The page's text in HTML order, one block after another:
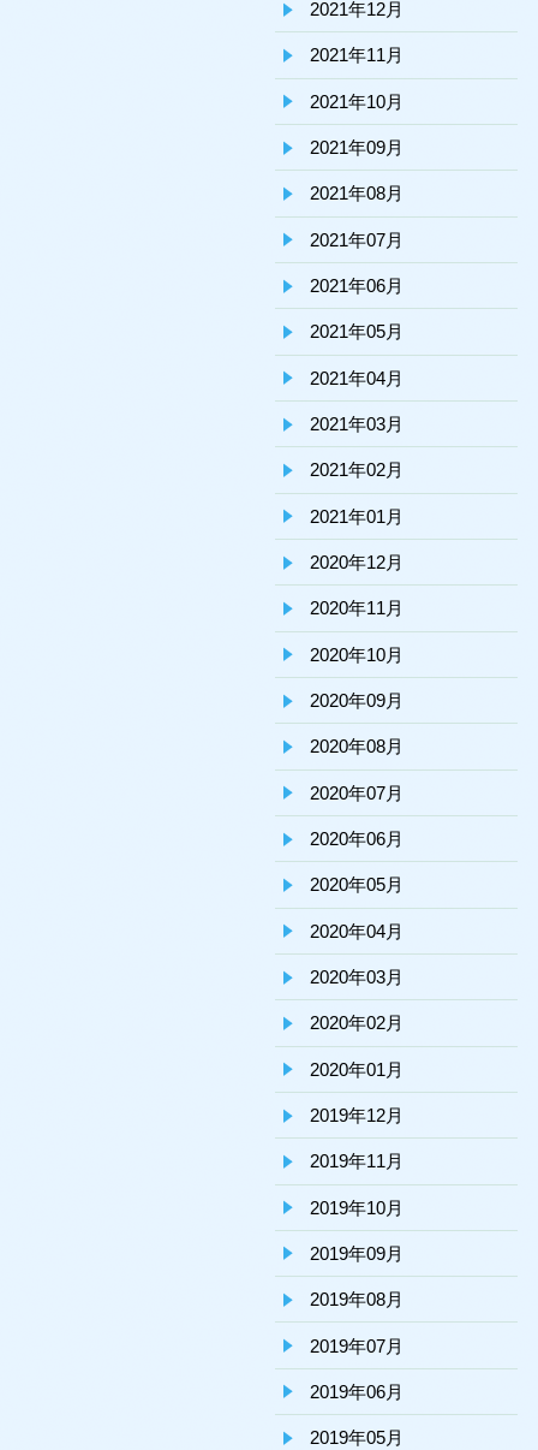
2021年12月
2021年11月
2021年10月
2021年09月
2021年08月
2021年07月
2021年06月
2021年05月
2021年04月
2021年03月
2021年02月
2021年01月
2020年12月
2020年11月
2020年10月
2020年09月
2020年08月
2020年07月
2020年06月
2020年05月
2020年04月
2020年03月
2020年02月
2020年01月
2019年12月
2019年11月
2019年10月
2019年09月
2019年08月
2019年07月
2019年06月
2019年05月